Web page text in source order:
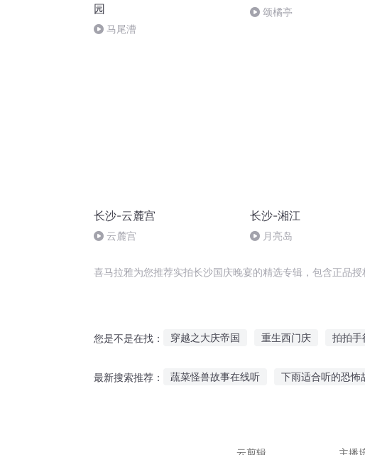
园
马尾漕
颂橘亭
长沙-云麓宫
云麓宫
长沙-湘江
月亮岛
喜马拉雅为您推荐实拍长沙国庆晚宴的精选专辑，包含正品
您是不是在找： 穿越之大庆帝国 重生西门庆 拍拍手
最新搜索推荐： 蔬菜怪兽故事在线听 下雨适合听的恐怖
云剪辑
主播